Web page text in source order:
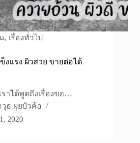
, เรื่องทั่วไป
งแรง ผิวสวย ขายต่อได้
าได้พูดถึงเรื่องขอ…
ธ ผุยบัวค้อ
2020